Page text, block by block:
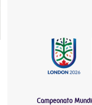
Campeonato